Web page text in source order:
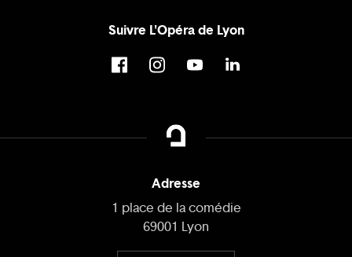
Suivre L'Opéra de Lyon
Adresse
1 place de la comédie
69001 Lyon